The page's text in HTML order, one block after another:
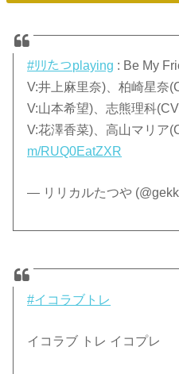
#ﾘﾘたつplaying : Be My
V:井上麻里奈)、柏崎星奈
V:山本希望)、志熊理科
V:花澤香菜)、高山マリア
m/RUQ0EatZXR
— リリカルたつや
#イコラブトレ
イコラブ トレ イコプレ